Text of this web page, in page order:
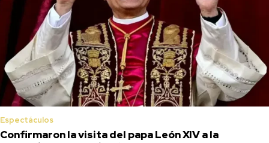
Espectáculos
Confirmaron la visita del papa León XIV a la